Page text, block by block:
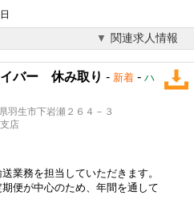
関連求人情報
イバー 休み取り - 新着 - ハ
羽生市下岩瀬２６４－３
店
業務を担当していただきます。
便が中心のため、年間を通して